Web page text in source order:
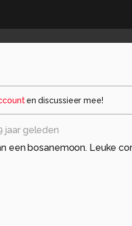
en discussieer mee!
jaar geleden
een bosanemoon. Leuke